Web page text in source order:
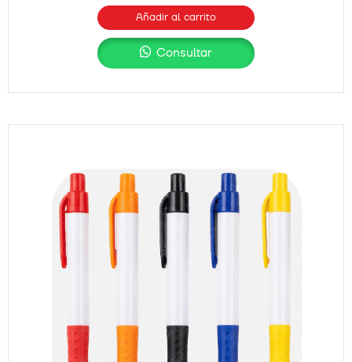
Añadir al carrito
Consultar